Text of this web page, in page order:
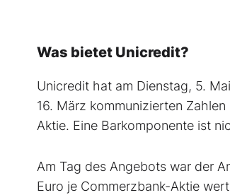
Was bietet Unicredit?
Unicredit hat am Dienstag, 5.
16. März kommunizierten
Aktie. Eine Barkomponente ist
Am Tag des Angebots war der
Euro je Commerzbank-Aktie